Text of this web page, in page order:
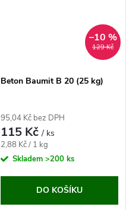
129 Kč
–10 %
Beton Baumit B 20 (25 kg)
95,04 Kč bez DPH
115 Kč/ ks
Měrná
cena:
2,88 Kč / 1 kg
Skladem >200 ks
DO KOŠÍKU